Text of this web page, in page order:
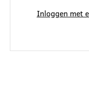
Inloggen met